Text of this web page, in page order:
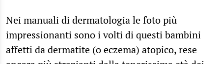
Nei manuali di dermatologia le foto più
impressionanti sono i volti di questi bambini
affetti da dermatite (o eczema) atopico, rese